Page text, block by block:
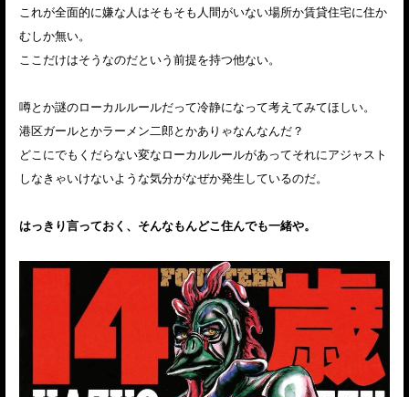
これが全面的に嫌な人はそもそも人間がいない場所か賃貸住宅に住か
むしか無い。
ここだけはそうなのだという前提を持つ他ない。
噂とか謎のローカルルールだって冷静になって考えてみてほしい。
港区ガールとかラーメン二郎とかありゃなんなんだ？
どこにでもくだらない変なローカルルールがあってそれにアジャスト
しなきゃいけないような気分がなぜか発生しているのだ。
はっきり言っておく、そんなもんどこ住んでも一緒や。